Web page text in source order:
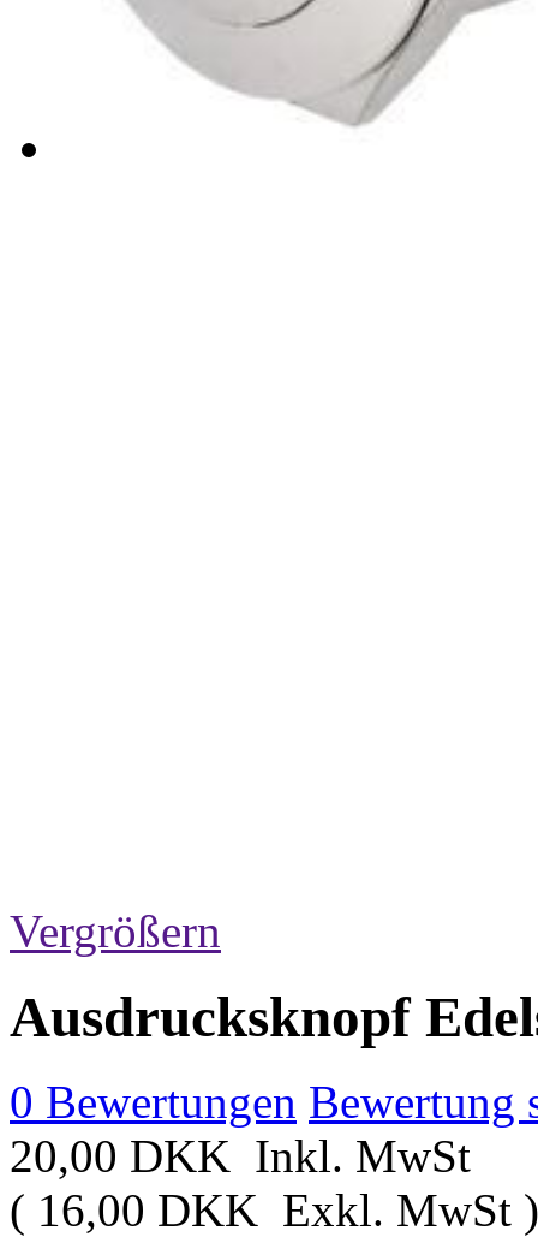
Vergrößern
Ausdrucksknopf
0 Bewertungen Bewertung
20,00 DKK Inkl. MwSt
( 16,00 DKK Exkl. MwSt )